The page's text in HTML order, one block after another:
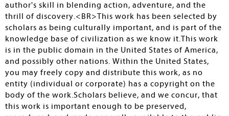
author's skill in blending action, adventure, and the
thrill of discovery.<BR>This work has been selected by
scholars as being culturally important, and is part of the
knowledge base of civilization as we know it.This work
is in the public domain in the United States of America,
and possibly other nations. Within the United States,
you may freely copy and distribute this work, as no
entity (individual or corporate) has a copyright on the
body of the work.Scholars believe, and we concur, that
this work is important enough to be preserved,